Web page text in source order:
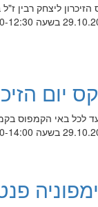
ליצחק רבין ז"ל ביום חמישי 29.10.2020 בשעה 12:00
בשעה 13:30-12:30
יום
לכל באי הקמפוס
בשעה 15:30-14:00